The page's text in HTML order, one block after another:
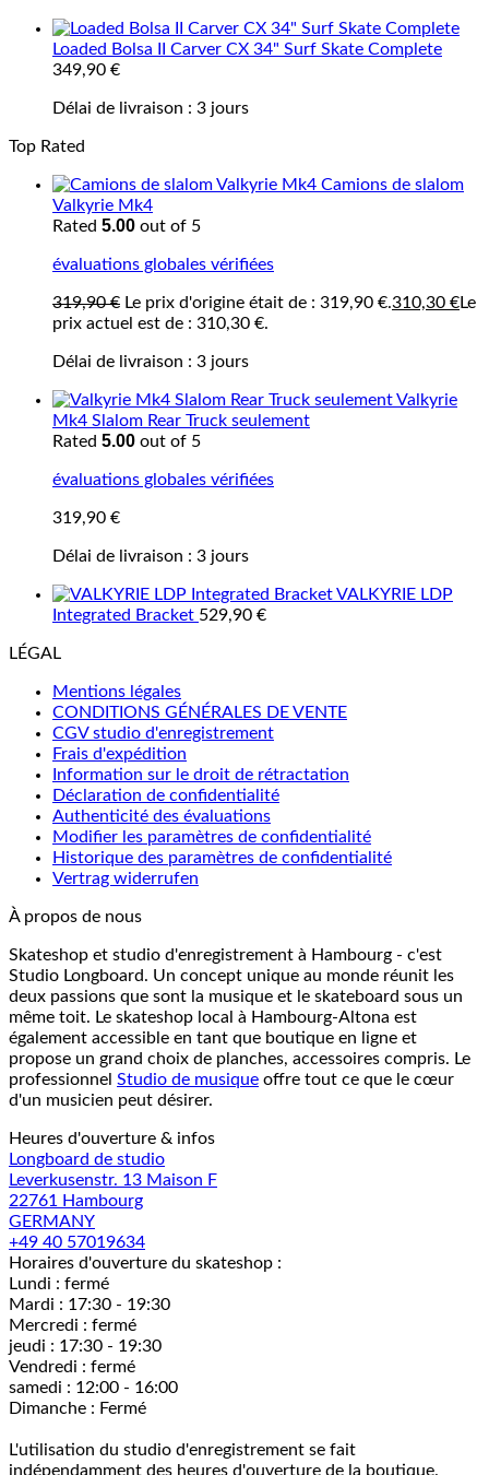
Loaded Bolsa II Carver CX 34" Surf Skate Complete
349,90 €
Délai de livraison : 3 jours
Top Rated
Camions de slalom
Valkyrie Mk4
Rated 5.00 out of 5
évaluations globales vérifiées
319,90€ Le prix d'origine était de : 319,90 €.310,30 €Le
prix actuel est de : 310,30 €.
Délai de livraison : 3 jours
Valkyrie
Mk4 Slalom Rear Truck seulement
Rated 5.00 out of 5
évaluations globales vérifiées
319,90 €
Délai de livraison : 3 jours
VALKYRIE LDP
Integrated Bracket 529,90 €
LÉGAL
Mentions légales
CONDITIONS GÉNÉRALES DE VENTE
CGV studio d'enregistrement
Frais d'expédition
Information sur le droit de rétractation
Déclaration de confidentialité
Authenticité des évaluations
Modifier les paramètres de confidentialité
Historique des paramètres de confidentialité
Vertrag widerrufen
À propos de nous
Skateshop et studio d'enregistrement à Hambourg - c'est
Studio Longboard. Un concept unique au monde réunit les
deux passions que sont la musique et le skateboard sous un
même toit. Le skateshop local à Hambourg-Altona est
également accessible en tant que boutique en ligne et
propose un grand choix de planches, accessoires compris. Le
professionnel Studio de musique offre tout ce que le cœur
d'un musicien peut désirer.
Heures d'ouverture & infos
Longboard de studio
Leverkusenstr. 13 Maison F
22761 Hambourg
GERMANY
+49 40 57019634
Horaires d'ouverture du skateshop :
Lundi : fermé
Mardi : 17:30 - 19:30
Mercredi : fermé
jeudi : 17:30 - 19:30
Vendredi : fermé
samedi : 12:00 - 16:00
Dimanche : Fermé
L'utilisation du studio d'enregistrement se fait
indépendamment des heures d'ouverture de la boutique.